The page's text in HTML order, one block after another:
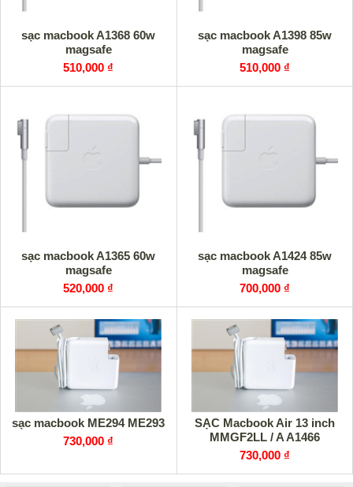
sạc macbook A1368 60w
magsafe
510,000 ₫
sạc macbook A1398 85w
magsafe
510,000 ₫
sạc macbook A1365 60w
magsafe
520,000 ₫
sạc macbook A1424 85w
magsafe
700,000 ₫
sạc macbook ME294 ME293
730,000 ₫
SẠC Macbook Air 13 inch
MMGF2LL / A A1466
730,000 ₫